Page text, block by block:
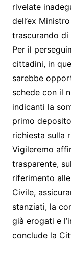
rivelate
dell’ex
trascurando di
Per il
cittadini, in
sarebbe
schede con il
indicanti la
primo
richiesta sulla
Vigileremo
trasparente,
riferimento
Civile,
stanziati, la
già erogati e
conclude la